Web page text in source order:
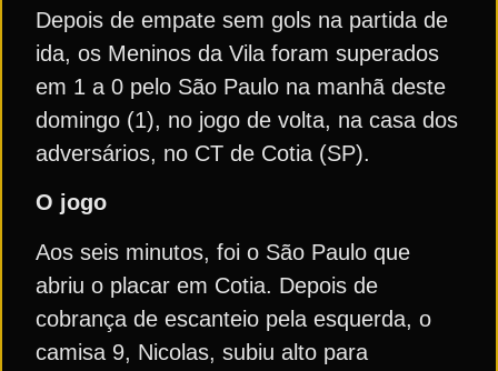
Depois de empate sem gols na partida de
ida, os Meninos da Vila foram superados
em 1 a 0 pelo São Paulo na manhã deste
domingo (1), no jogo de volta, na casa dos
adversários, no CT de Cotia (SP).
O jogo
Aos seis minutos, foi o São Paulo que
abriu o placar em Cotia. Depois de
cobrança de escanteio pela esquerda, o
camisa 9, Nicolas, subiu alto para